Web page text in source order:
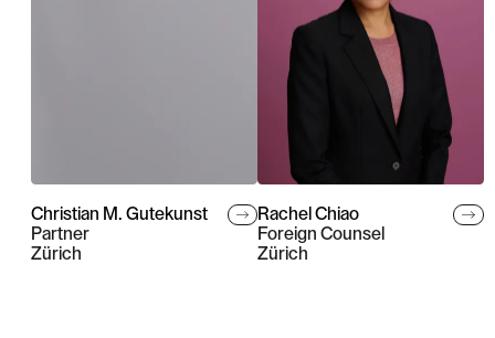
Christian M. Gutekunst
Partner
Zürich
Rachel Chiao
Foreign Counsel
Zürich